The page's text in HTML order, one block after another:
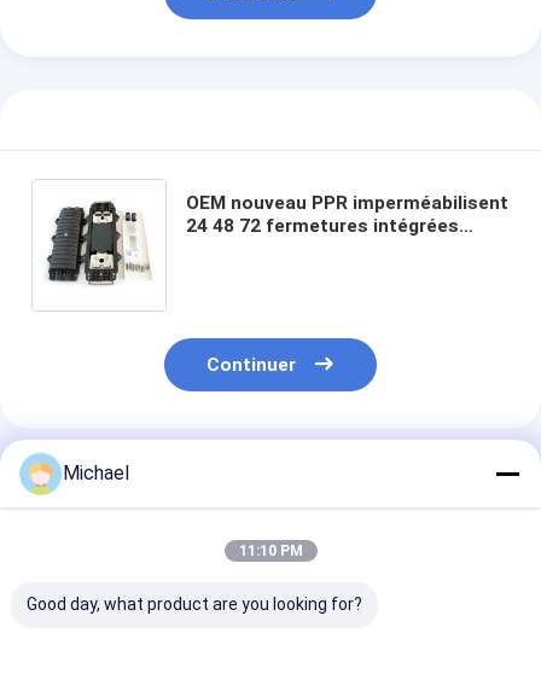
OEM nouveau PPR imperméabilisent
24 48 72 fermetures intégrées
Continuer
Produits Recommandés
Michael
11:10 PM
Good day, what product are you looking for?